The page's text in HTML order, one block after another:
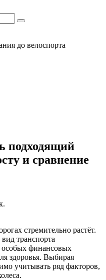
до велоспорта
подходящий
и сравнение
стремительно растёт.
транспорта
особых финансовых
здоровья. Выбирая
учитывать ряд факторов,